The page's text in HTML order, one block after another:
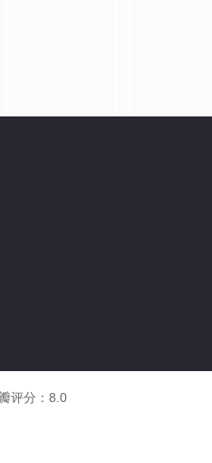
评分： 8.0